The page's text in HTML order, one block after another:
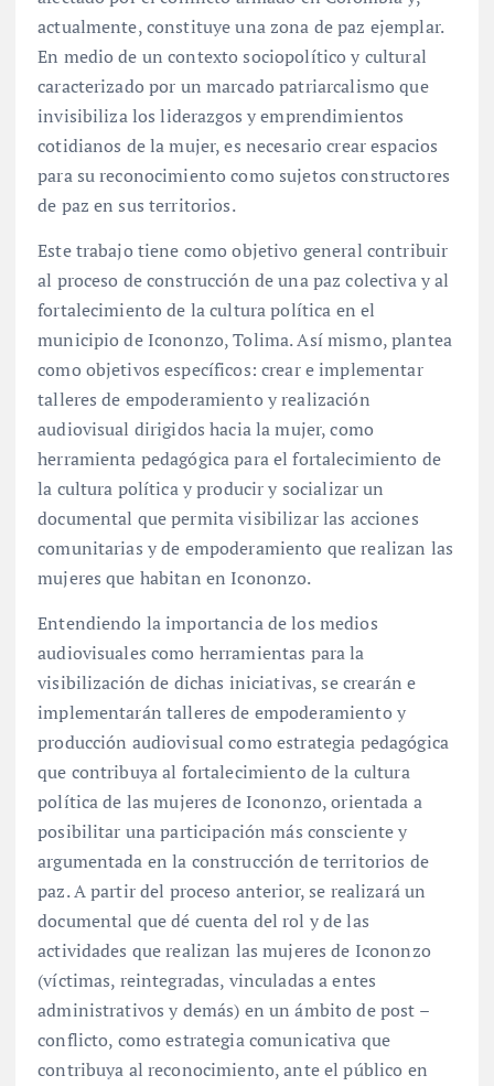
actualmente, constituye una zona de paz ejemplar.
En medio de un contexto sociopolítico y cultural
caracterizado por un marcado patriarcalismo que
invisibiliza los liderazgos y emprendimientos
cotidianos de la mujer, es necesario crear espacios
para su reconocimiento como sujetos constructores
de paz en sus territorios.
Este trabajo tiene como objetivo general contribuir
al proceso de construcción de una paz colectiva y al
fortalecimiento de la cultura política en el
municipio de Icononzo, Tolima. Así mismo, plantea
como objetivos específicos: crear e implementar
talleres de empoderamiento y realización
audiovisual dirigidos hacia la mujer, como
herramienta pedagógica para el fortalecimiento de
la cultura política y producir y socializar un
documental que permita visibilizar las acciones
comunitarias y de empoderamiento que realizan las
mujeres que habitan en Icononzo.
Entendiendo la importancia de los medios
audiovisuales como herramientas para la
visibilización de dichas iniciativas, se crearán e
implementarán talleres de empoderamiento y
producción audiovisual como estrategia pedagógica
que contribuya al fortalecimiento de la cultura
política de las mujeres de Icononzo, orientada a
posibilitar una participación más consciente y
argumentada en la construcción de territorios de
paz. A partir del proceso anterior, se realizará un
documental que dé cuenta del rol y de las
actividades que realizan las mujeres de Icononzo
(víctimas, reintegradas, vinculadas a entes
administrativos y demás) en un ámbito de post –
conflicto, como estrategia comunicativa que
contribuya al reconocimiento, ante el público en